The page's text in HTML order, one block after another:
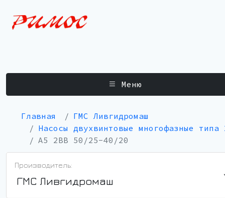
Меню
Главная
ГМС Ливгидромаш
Насосы двухвинтовые многофазные типа
А5 2ВВ 50/25-40/20
Производитель:
ГМС Ливгидромаш